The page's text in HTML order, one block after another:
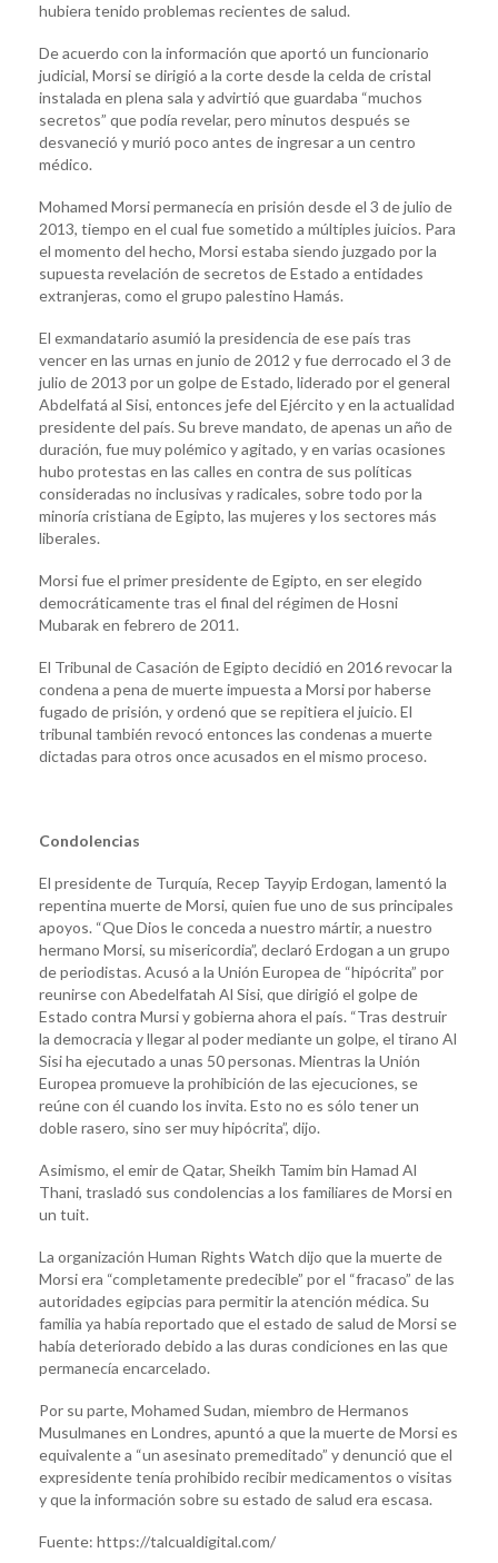
hubiera tenido problemas recientes de salud.
De acuerdo con la información que aportó un funcionario
judicial, Morsi se dirigió a la corte desde la celda de cristal
instalada en plena sala y advirtió que guardaba “muchos
secretos” que podía revelar, pero minutos después se
desvaneció y murió poco antes de ingresar a un centro
médico.
Mohamed Morsi permanecía en prisión desde el 3 de julio de
2013, tiempo en el cual fue sometido a múltiples juicios. Para
el momento del hecho, Morsi estaba siendo juzgado por la
supuesta revelación de secretos de Estado a entidades
extranjeras, como el grupo palestino Hamás.
El exmandatario asumió la presidencia de ese país tras
vencer en las urnas en junio de 2012 y fue derrocado el 3 de
julio de 2013 por un golpe de Estado, liderado por el general
Abdelfatá al Sisi, entonces jefe del Ejército y en la actualidad
presidente del país. Su breve mandato, de apenas un año de
duración, fue muy polémico y agitado, y en varias ocasiones
hubo protestas en las calles en contra de sus políticas
consideradas no inclusivas y radicales, sobre todo por la
minoría cristiana de Egipto, las mujeres y los sectores más
liberales.
Morsi fue el primer presidente de Egipto, en ser elegido
democráticamente tras el final del régimen de Hosni
Mubarak en febrero de 2011.
El Tribunal de Casación de Egipto decidió en 2016 revocar la
condena a pena de muerte impuesta a Morsi por haberse
fugado de prisión, y ordenó que se repitiera el juicio. El
tribunal también revocó entonces las condenas a muerte
dictadas para otros once acusados en el mismo proceso.
Condolencias
El presidente de Turquía, Recep Tayyip Erdogan, lamentó la
repentina muerte de Morsi, quien fue uno de sus principales
apoyos. “Que Dios le conceda a nuestro mártir, a nuestro
hermano Morsi, su misericordia”, declaró Erdogan a un grupo
de periodistas. Acusó a la Unión Europea de “hipócrita” por
reunirse con Abedelfatah Al Sisi, que dirigió el golpe de
Estado contra Mursi y gobierna ahora el país. “Tras destruir
la democracia y llegar al poder mediante un golpe, el tirano Al
Sisi ha ejecutado a unas 50 personas. Mientras la Unión
Europea promueve la prohibición de las ejecuciones, se
reúne con él cuando los invita. Esto no es sólo tener un
doble rasero, sino ser muy hipócrita”, dijo.
Asimismo, el emir de Qatar, Sheikh Tamim bin Hamad Al
Thani, trasladó sus condolencias a los familiares de Morsi en
un tuit.
La organización Human Rights Watch dijo que la muerte de
Morsi era “completamente predecible” por el “fracaso” de las
autoridades egipcias para permitir la atención médica. Su
familia ya había reportado que el estado de salud de Morsi se
había deteriorado debido a las duras condiciones en las que
permanecía encarcelado.
Por su parte, Mohamed Sudan, miembro de Hermanos
Musulmanes en Londres, apuntó a que la muerte de Morsi es
equivalente a “un asesinato premeditado” y denunció que el
expresidente tenía prohibido recibir medicamentos o visitas
y que la información sobre su estado de salud era escasa.
Fuente: https://talcualdigital.com/